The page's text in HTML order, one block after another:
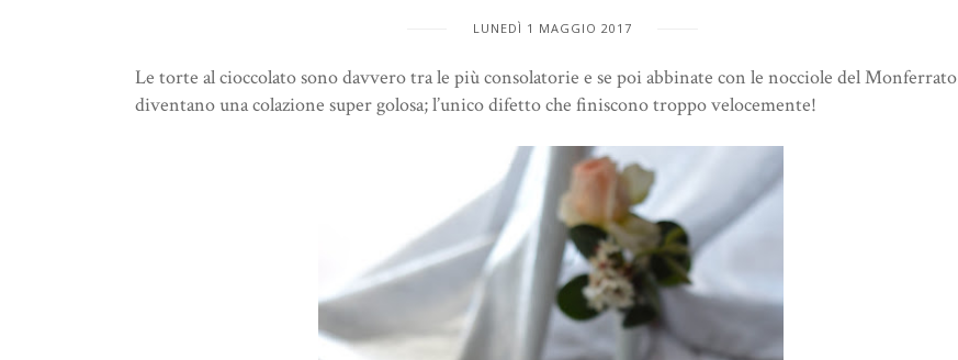
LUNEDÌ 1 MAGGIO 2017
Le torte al cioccolato sono davvero tra le più consolatorie e se poi abbinate con le nocciole del Monferrato
diventano una colazione super golosa; l’unico difetto che finiscono troppo velocemente!